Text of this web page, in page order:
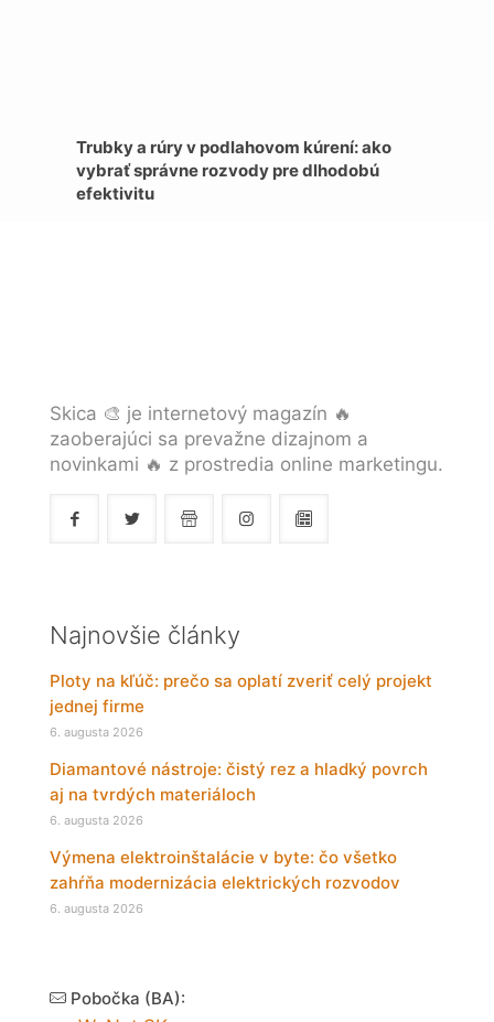
Trubky a rúry v podlahovom kúrení: ako
vybrať správne rozvody pre dlhodobú
efektivitu
Skica 🎨 je internetový magazín 🔥
zaoberajúci sa prevažne dizajnom a
novinkami 🔥 z prostredia online marketingu.
Najnovšie články
Ploty na kľúč: prečo sa oplatí zveriť celý projekt
jednej firme
6. augusta 2026
Diamantové nástroje: čistý rez a hladký povrch
aj na tvrdých materiáloch
6. augusta 2026
Výmena elektroinštalácie v byte: čo všetko
zahŕňa modernizácia elektrických rozvodov
6. augusta 2026
Pobočka (BA):